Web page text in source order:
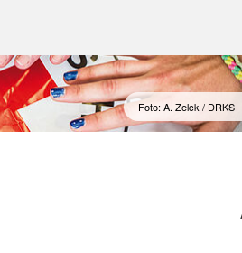
Foto: A. Zelck / DRKS